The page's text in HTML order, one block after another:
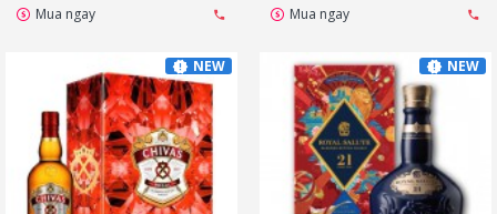
Mua ngay Mua ngay
NEW NEW